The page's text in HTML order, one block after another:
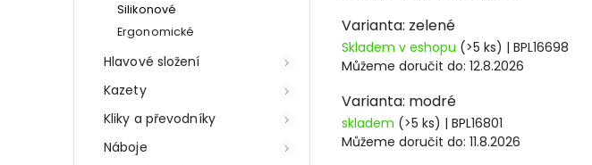
Silikonové
Ergonomické
Hlavové složení
Kazety
Kliky a převodníky
Náboje
Varianta: zelené
Skladem v eshopu (>5 ks) | BPL16698
Můžeme doručit do: 12.8.2026
Varianta: modré
skladem (>5 ks) | BPL16801
Můžeme doručit do: 11.8.2026